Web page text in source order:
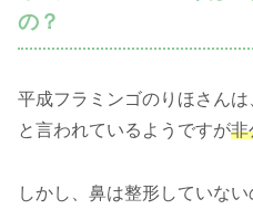
の？
平成フラミンゴのりほさんは
と言われているようですが非
しかし、鼻は整形していな